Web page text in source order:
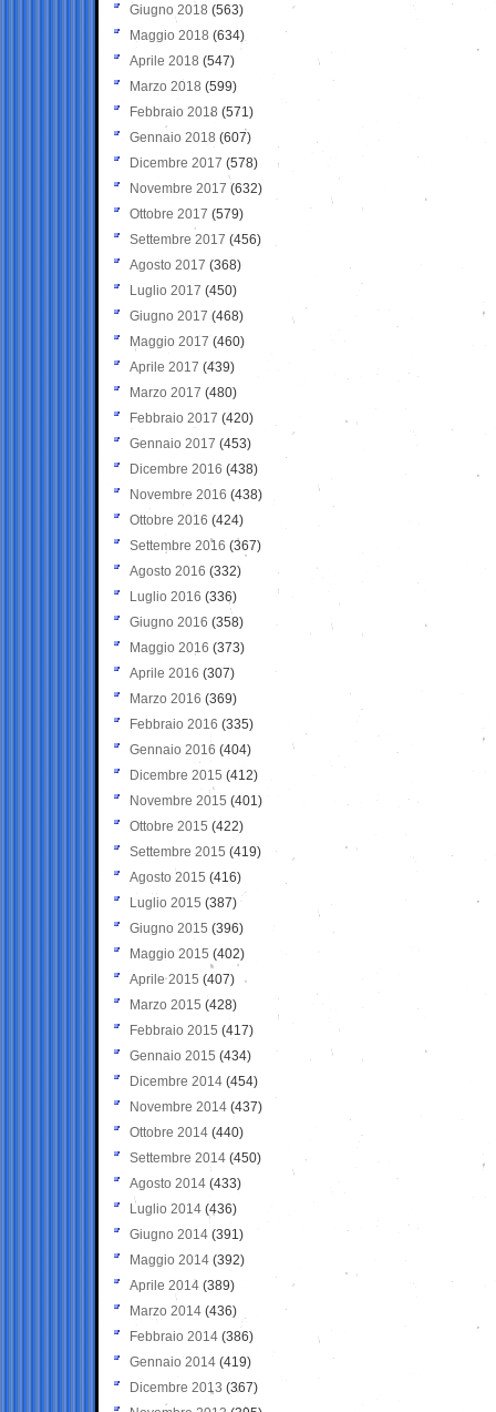
Giugno 2018 (563)
Maggio 2018 (634)
Aprile 2018 (547)
Marzo 2018 (599)
Febbraio 2018 (571)
Gennaio 2018 (607)
Dicembre 2017 (578)
Novembre 2017 (632)
Ottobre 2017 (579)
Settembre 2017 (456)
Agosto 2017 (368)
Luglio 2017 (450)
Giugno 2017 (468)
Maggio 2017 (460)
Aprile 2017 (439)
Marzo 2017 (480)
Febbraio 2017 (420)
Gennaio 2017 (453)
Dicembre 2016 (438)
Novembre 2016 (438)
Ottobre 2016 (424)
Settembre 2016 (367)
Agosto 2016 (332)
Luglio 2016 (336)
Giugno 2016 (358)
Maggio 2016 (373)
Aprile 2016 (307)
Marzo 2016 (369)
Febbraio 2016 (335)
Gennaio 2016 (404)
Dicembre 2015 (412)
Novembre 2015 (401)
Ottobre 2015 (422)
Settembre 2015 (419)
Agosto 2015 (416)
Luglio 2015 (387)
Giugno 2015 (396)
Maggio 2015 (402)
Aprile 2015 (407)
Marzo 2015 (428)
Febbraio 2015 (417)
Gennaio 2015 (434)
Dicembre 2014 (454)
Novembre 2014 (437)
Ottobre 2014 (440)
Settembre 2014 (450)
Agosto 2014 (433)
Luglio 2014 (436)
Giugno 2014 (391)
Maggio 2014 (392)
Aprile 2014 (389)
Marzo 2014 (436)
Febbraio 2014 (386)
Gennaio 2014 (419)
Dicembre 2013 (367)